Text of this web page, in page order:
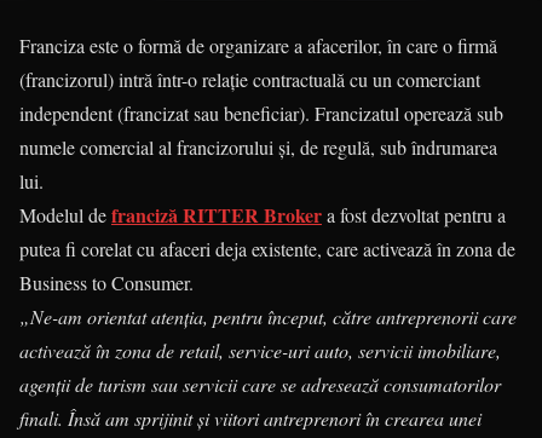
Franciza este o formă de organizare a afacerilor, în care o firmă
(francizorul) intră într-o relație contractuală cu un comerciant
independent (francizat sau beneficiar). Francizatul operează sub
numele comercial al francizorului și, de regulă, sub îndrumarea
lui.
Modelul defranciză RITTER Brokera fost dezvoltat pentru a
putea fi corelat cu afaceri deja existente, care activează în zona de
Business to Consumer.
„Ne-am orientat atenția, pentru început, către antreprenorii care
activează în zona de retail, service-uri auto, servicii imobiliare,
agenții de turism sau servicii care se adresează consumatorilor
finali. Însă am sprijinit și viitori antreprenori în crearea unei